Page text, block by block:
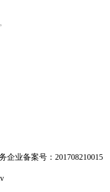
企业备案号：201708210015